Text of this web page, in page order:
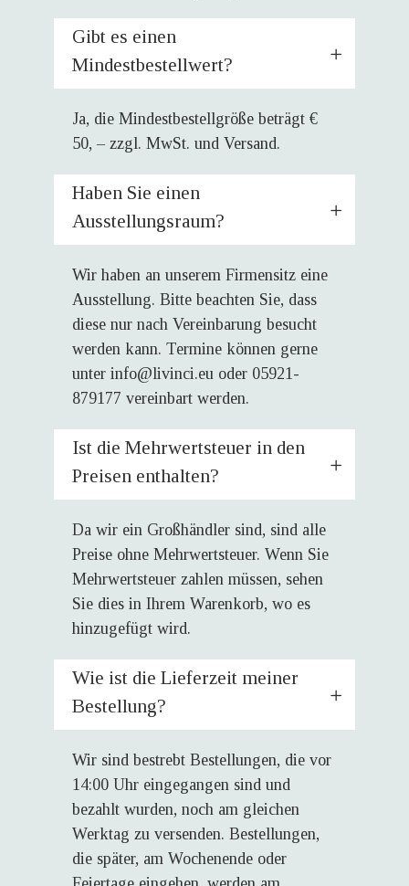
Gibt es einen
Mindestbestellwert?
Ja, die Mindestbestellgröße beträgt €
50, – zzgl. MwSt. und Versand.
Haben Sie einen
Ausstellungsraum?
Wir haben an unserem Firmensitz eine
Ausstellung. Bitte beachten Sie, dass
diese nur nach Vereinbarung besucht
werden kann. Termine können gerne
unter info@livinci.eu oder 05921-
879177 vereinbart werden.
Ist die Mehrwertsteuer in den
Preisen enthalten?
Da wir ein Großhändler sind, sind alle
Preise ohne Mehrwertsteuer. Wenn Sie
Mehrwertsteuer zahlen müssen, sehen
Sie dies in Ihrem Warenkorb, wo es
hinzugefügt wird.
Wie ist die Lieferzeit meiner
Bestellung?
Wir sind bestrebt Bestellungen, die vor
14:00 Uhr eingegangen sind und
bezahlt wurden, noch am gleichen
Werktag zu versenden. Bestellungen,
die später, am Wochenende oder